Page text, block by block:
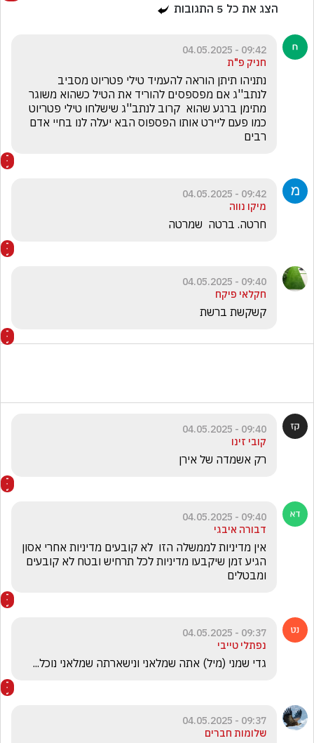
הצג את כל 5 התגובות
09:42 - 04.05.2025
חניק פ"ת
רבים
09:42 - 04.05.2025
מיקו נווה
חרטה. ברטה  שמרטה
09:40 - 04.05.2025
חקלאי פיקח
קשקשת ברשת
09:40 - 04.05.2025
קובי זינו
רק אשמדה של אירן
09:40 - 04.05.2025
דבורה איבגי
ומבטלים
09:37 - 04.05.2025
נפתלי טייבי
גדי שמני (מיל) אתה שמלאני ונישארתה שמלאני נוכל...
09:37 - 04.05.2025
שלומות חברים